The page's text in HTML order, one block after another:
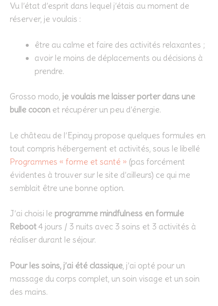
Vu l’état d’esprit dans lequel j’étais au moment de
réserver, je voulais :
être au calme et faire des activités relaxantes ;
avoir le moins de déplacements ou décisions à
prendre.
Grosso modo, je voulais me laisser porter dans une
bulle coconet récupérer un peu d’énergie.
Le château de l’Epinay propose quelques formules en
tout compris hébergement et activités, sous le libellé
Programmes « forme et santé » (pas forcément
évidentes à trouver sur le site d’ailleurs) ce qui me
semblait être une bonne option.
J’ai choisi le programme mindfulness en formule
Reboot4 jours / 3 nuits avec 3 soins et 3 activités à
réaliser durant le séjour.
Pour les soins, j’ai été classique, j’ai opté pour un
massage du corps complet, un soin visage et un soin
des mains.